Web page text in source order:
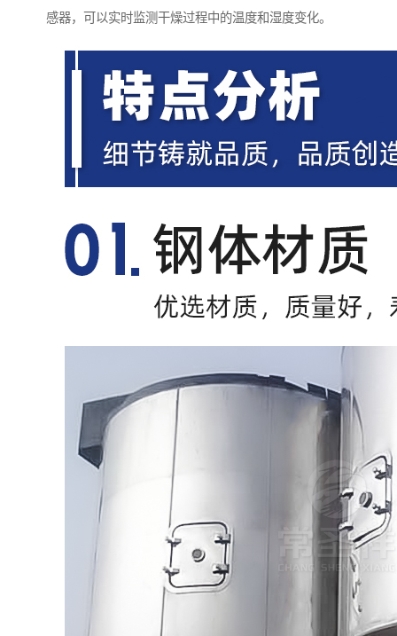
感器，可以实时监测干燥过程中的温度和湿度变化。